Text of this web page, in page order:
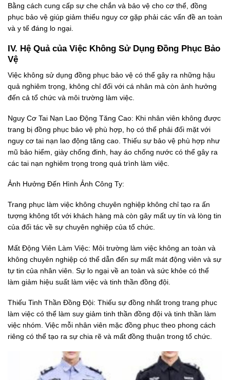
Bằng cách cung cấp sự che chắn và bảo vệ cho cơ thể, đồng
phục bảo vệ giúp giảm thiểu nguy cơ gặp phải các vấn đề an toàn
và y tế đáng lo ngại.
IV. Hệ Quả của Việc Không Sử Dụng Đồng Phục Bảo
Vệ
Việc không sử dụng đồng phục bảo vệ có thể gây ra những hậu
quả nghiêm trọng, không chỉ đối với cá nhân mà còn ảnh hưởng
đến cả tổ chức và môi trường làm việc.
Nguy Cơ Tai Nạn Lao Động Tăng Cao: Khi nhân viên không được
trang bị đồng phục bảo vệ phù hợp, họ có thể phải đối mặt với
nguy cơ tai nạn lao động tăng cao. Thiếu sự bảo vệ phù hợp như
mũ bảo hiểm, giày chống đinh, hay áo chống nước có thể gây ra
các tai nạn nghiêm trọng trong quá trình làm việc.
Ảnh Hưởng Đến Hình Ảnh Công Ty:
Trang phục làm việc không chuyên nghiệp không chỉ tạo ra ấn
tượng không tốt với khách hàng mà còn gây mất uy tín và lòng tin
của đối tác về sự chuyên nghiệp của tổ chức.
Mất Động Viên Làm Việc: Môi trường làm việc không an toàn và
không chuyên nghiệp có thể dẫn đến sự mất mát động viên và sự
tự tin của nhân viên. Sự lo ngại về an toàn và sức khỏe có thể
làm giảm hiệu suất làm việc và tinh thần đồng đội.
Thiếu Tinh Thần Đồng Đội: Thiếu sự đồng nhất trong trang phục
làm việc có thể làm suy giảm tinh thần đồng đội và tinh thần làm
việc nhóm. Việc mỗi nhân viên mặc đồng phục theo phong cách
riêng có thể tạo ra sự chia rẽ và mất đồng thuận trong tổ chức.